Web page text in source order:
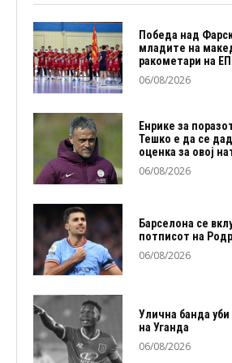
Победа над
младите на
ракометари на ЕП
06/08/2026
Енрике за
Тешко е да се
оценка за овој
06/08/2026
Барселона се
потписот на
06/08/2026
Улична банда
на Уганда
06/08/2026